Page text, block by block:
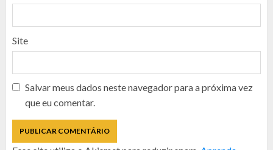
Site
Salvar meus dados neste navegador para a próxima vez
que eu comentar.